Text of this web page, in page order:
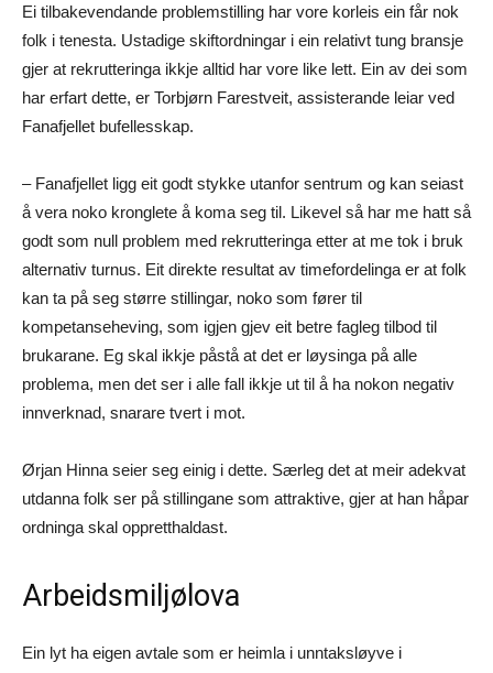
Ei tilbakevendande problemstilling har vore korleis ein får nok
folk i tenesta. Ustadige skiftordningar i ein relativt tung bransje
gjer at rekrutteringa ikkje alltid har vore like lett. Ein av dei som
har erfart dette, er Torbjørn Farestveit, assisterande leiar ved
Fanafjellet bufellesskap.
– Fanafjellet ligg eit godt stykke utanfor sentrum og kan seiast
å vera noko kronglete å koma seg til. Likevel så har me hatt så
godt som null problem med rekrutteringa etter at me tok i bruk
alternativ turnus. Eit direkte resultat av timefordelinga er at folk
kan ta på seg større stillingar, noko som fører til
kompetanseheving, som igjen gjev eit betre fagleg tilbod til
brukarane. Eg skal ikkje påstå at det er løysinga på alle
problema, men det ser i alle fall ikkje ut til å ha nokon negativ
innverknad, snarare tvert i mot.
Ørjan Hinna seier seg einig i dette. Særleg det at meir adekvat
utdanna folk ser på stillingane som attraktive, gjer at han håpar
ordninga skal oppretthaldast.
Arbeidsmiljølova
Ein lyt ha eigen avtale som er heimla i unntaksløyve i